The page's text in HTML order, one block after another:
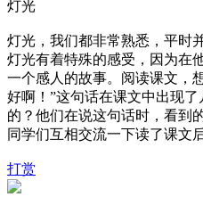
灯光
灯光，我们都非常熟悉，平时
灯光有着特殊的感受，因为在
一个感人的故事。阅读课文，
好啊！”这句话在课文中出现
的？他们在说这句话时，看到
同学们互相交流一下读了课文
打赏